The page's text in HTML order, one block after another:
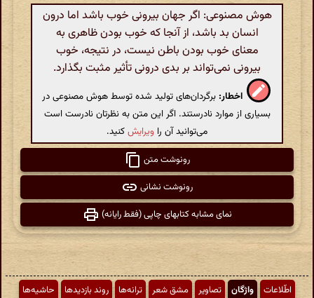
هوش مصنوعی: اگر جهان بیرونی خوب باشد اما درون
انسان بد باشد، از آنجا که خوب بودن ظاهری به
معنای خوب بودن باطن نیست، در نتیجه، خوب
بیرونی نمی‌تواند بر بدی درونی تأثیر مثبت بگذارد.
اخطار: برگردان‌های تولید شده توسط هوش مصنوعی در
بسیاری از موارد نادرستند. اگر این متن به نظرتان نادرست است
می‌توانید آن را ویرایشکنید.
رونوشت متن
رونوشت نشانی
نمای مشابه کتابهای چاپی (فقط رایانه)
اطّلاعات واژگان تصاویر مشق شعر ترانه‌ها روند بازدیدها حاشیه‌ها